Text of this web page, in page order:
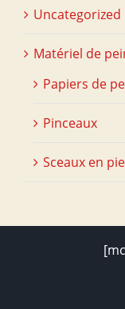
Uncategorized
Matériel de
Papiers de
Pinceaux
Sceaux en